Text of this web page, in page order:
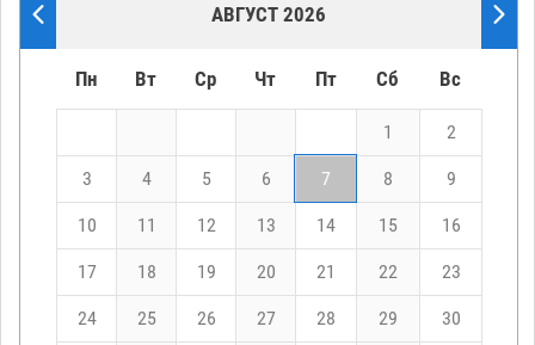
АВГУСТ 2026
Пн Вт Ср Чт Пт Сб Вс
1 2
3 4 5 6 7 8 9
10 11 12 13 14 15 16
17 18 19 20 21 22 23
24 25 26 27 28 29 30